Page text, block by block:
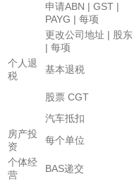
申请ABN | GST |
PAYG | 每项
更改公司地址 | 股东
| 每项
个人退
税
基本退税
股票 CGT
汽车抵扣
房产投
资
每个单位
个体经
营
BAS递交